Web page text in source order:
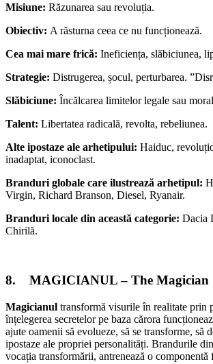
Misiune: Răzunarea sau revoluția.
Obiectiv: A răsturna ceea ce nu funcționează.
Cea mai mare frică: Ineficiența, slăbiciunea,
Strategie: Distrugerea, șocul, perturbarea.
Slăbiciune: Încălcarea limitelor legale sau
Talent: Libertatea radicală, revolta, rebeliunea.
Alte ipostaze ale arhetipului: Haiduc,
inadaptat, iconoclast.
Branduri globale care ilustrează arhetipul:
Virgin, Richard Branson, Diesel, Ryanair.
Branduri locale din această categorie: Dacia
Chirilă.
8. MAGICIANUL – The Magician
Magicianul transformă visurile în realitate prin
înțelegerea secretelor pe baza cărora
ajute oamenii să evolueze, să se transforme, să
ipostaze ale propriei personalități. Brandurile din
vocația transformării, antrenează o componentă